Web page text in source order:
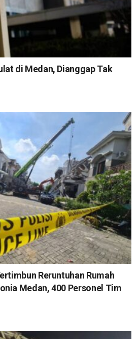
di Medan, Dianggap Tak
Reruntuhan Rumah
Medan, 400 Personel Tim